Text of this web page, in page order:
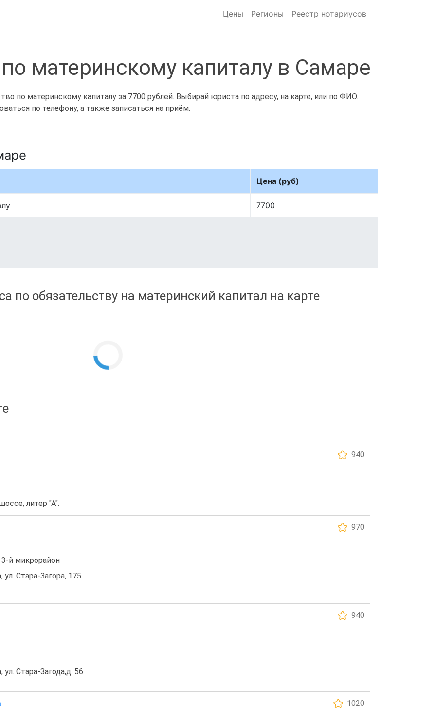
Цены Регионы Реестр нотариусов
материнскому капиталу в Самаре
по материнскому капиталу за 7700 рублей. Выбирай юриста по адресу, на карте, или по ФИО.
по телефону, а также записаться на приём.
Цена (руб)
7700
по обязательству на материнский капитал на карте
940
литер "А".
970
й микрорайон
ул. Стара-Загора, 175
940
ул. Стара-Загода,д. 56
1020